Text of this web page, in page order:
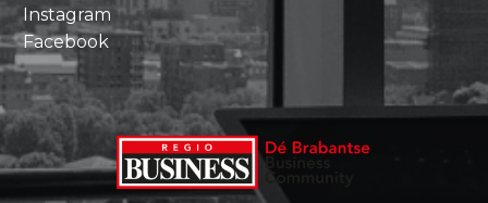
Instagram
Facebook